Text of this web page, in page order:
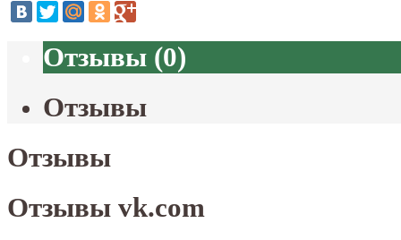
Отзывы (0)
Отзывы
Отзывы
Отзывы vk.com